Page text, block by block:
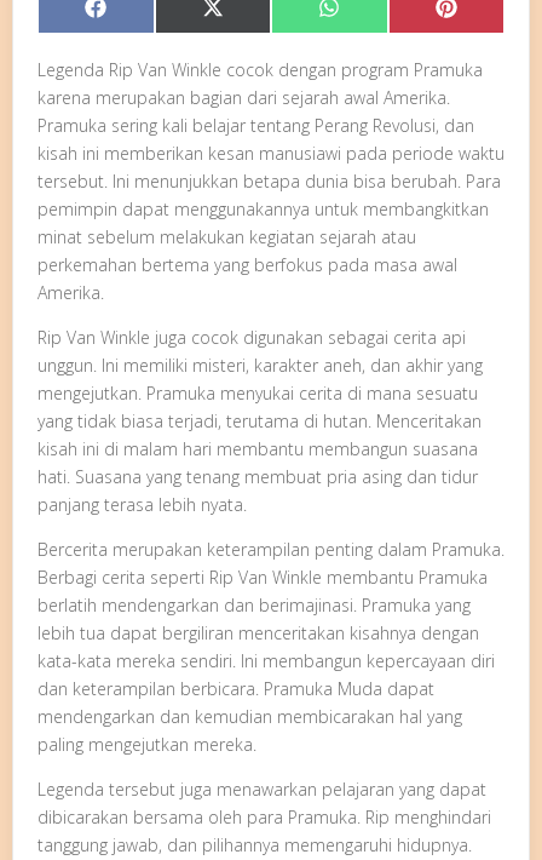
Share
on
Facebook Share
on
X
(Twitter)
Share
on
WhatsApp Share
on
Pinterest
Legenda Rip Van Winkle cocok dengan program Pramuka
karena merupakan bagian dari sejarah awal Amerika.
Pramuka sering kali belajar tentang Perang Revolusi, dan
kisah ini memberikan kesan manusiawi pada periode waktu
tersebut. Ini menunjukkan betapa dunia bisa berubah. Para
pemimpin dapat menggunakannya untuk membangkitkan
minat sebelum melakukan kegiatan sejarah atau
perkemahan bertema yang berfokus pada masa awal
Amerika.
Rip Van Winkle juga cocok digunakan sebagai cerita api
unggun. Ini memiliki misteri, karakter aneh, dan akhir yang
mengejutkan. Pramuka menyukai cerita di mana sesuatu
yang tidak biasa terjadi, terutama di hutan. Menceritakan
kisah ini di malam hari membantu membangun suasana
hati. Suasana yang tenang membuat pria asing dan tidur
panjang terasa lebih nyata.
Bercerita merupakan keterampilan penting dalam Pramuka.
Berbagi cerita seperti Rip Van Winkle membantu Pramuka
berlatih mendengarkan dan berimajinasi. Pramuka yang
lebih tua dapat bergiliran menceritakan kisahnya dengan
kata-kata mereka sendiri. Ini membangun kepercayaan diri
dan keterampilan berbicara. Pramuka Muda dapat
mendengarkan dan kemudian membicarakan hal yang
paling mengejutkan mereka.
Legenda tersebut juga menawarkan pelajaran yang dapat
dibicarakan bersama oleh para Pramuka. Rip menghindari
tanggung jawab, dan pilihannya memengaruhi hidupnya.